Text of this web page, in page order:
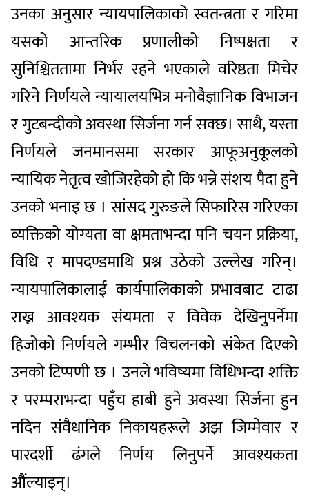
उनका अनुसार न्यायपालिकाको स्वतन्त्रता र गरिमा
यसको आन्तरिक प्रणालीको निष्पक्षता र
सुनिश्चिततामा निर्भर रहने भएकाले वरिष्ठता मिचेर
गरिने निर्णयले न्यायालयभित्र मनोवैज्ञानिक विभाजन
र गुटबन्दीको अवस्था सिर्जना गर्न सक्छ। साथै, यस्ता
निर्णयले जनमानसमा सरकार आफूअनुकूलको
न्यायिक नेतृत्व खोजिरहेको हो कि भन्ने संशय पैदा हुने
उनको भनाइ छ । सांसद गुरुङले सिफारिस गरिएका
व्यक्तिको योग्यता वा क्षमताभन्दा पनि चयन प्रक्रिया,
विधि र मापदण्डमाथि प्रश्न उठेको उल्लेख गरिन्।
न्यायपालिकालाई कार्यपालिकाको प्रभावबाट टाढा
राख्न आवश्यक संयमता र विवेक देखिनुपर्नेमा
हिजोको निर्णयले गम्भीर विचलनको संकेत दिएको
उनको टिप्पणी छ । उनले भविष्यमा विधिभन्दा शक्ति
र परम्पराभन्दा पहुँच हाबी हुने अवस्था सिर्जना हुन
नदिन संवैधानिक निकायहरूले अझ जिम्मेवार र
पारदर्शी ढंगले निर्णय लिनुपर्ने आवश्यकता
औंल्याइन्।